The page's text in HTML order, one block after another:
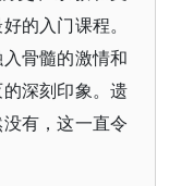
的入门课程。
骨髓的激情和
深刻印象。遗
有，这一直令